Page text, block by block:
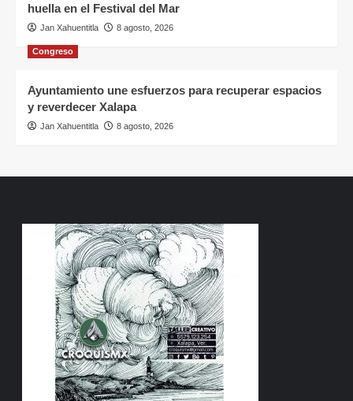
huella en el Festival del Mar
Jan Xahuentitla 8 agosto, 2026
Congreso
Ayuntamiento une esfuerzos para recuperar espacios
y reverdecer Xalapa
Jan Xahuentitla 8 agosto, 2026